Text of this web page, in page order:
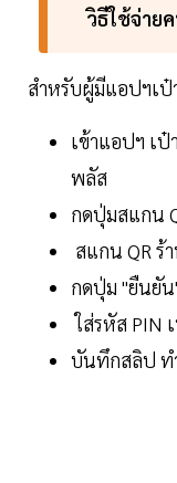
วิธีใช้จ่าย
สำหรับผู้มีแอปฯเป๋
เข้าแอปฯ เป๋
พลัส
กดปุ่มสแกน
สแกน QR ร้
กดปุ่ม "ยืนยัน
ใส่รหัส PIN
บันทึกสลิป ทำ